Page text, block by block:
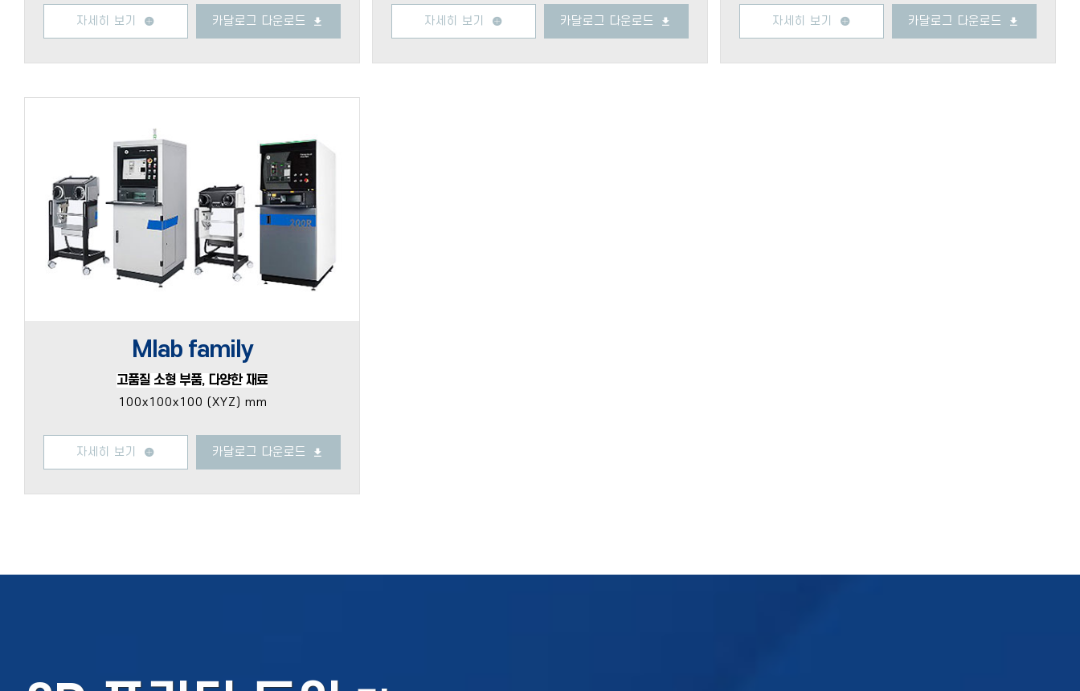
자세히 보기 카달로그 다운로드 자세히 보기 카달로그 다운로드 자세히 보기 카달로그 다운로드
Mlab family
고품질 소형 부품, 다양한 재료
100x100x100 (XYZ) mm
자세히 보기 카달로그 다운로드